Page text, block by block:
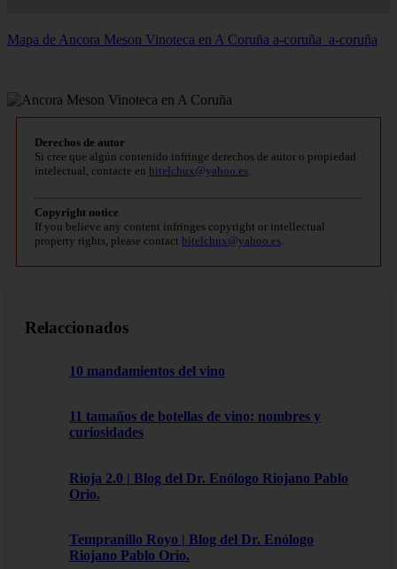
Mapa de Ancora Meson Vinoteca en A Coruña a-coruña_a-coruña
Derechos de autor
Si cree que algún contenido infringe derechos de autor o propiedad
intelectual, contacte en bitelchux@yahoo.es
Copyright notice
If you believe any content infringes copyright or intellectual
property rights, please contact bitelchux@yahoo.es
Relaccionados
10 mandamientos del vino
11 tamaños de botellas de vino: nombres y
curiosidades
Rioja 2.0 | Blog del Dr. Enólogo Riojano Pablo
Orio.
Tempranillo Royo | Blog del Dr. Enólogo
Riojano Pablo Orio.